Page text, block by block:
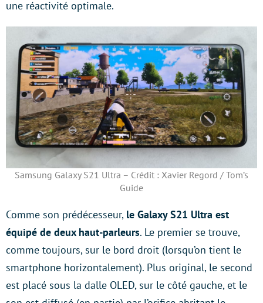
une réactivité optimale.
Samsung Galaxy S21 Ultra – Crédit : Xavier Regord / Tom’s
Guide
Comme son prédécesseur, le Galaxy S21 Ultra est
équipé de deux haut-parleurs. Le premier se trouve,
comme toujours, sur le bord droit (lorsqu’on tient le
smartphone horizontalement). Plus original, le second
est placé sous la dalle OLED, sur le côté gauche, et le